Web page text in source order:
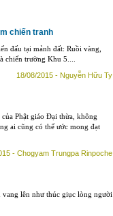
chiến tranh
đấu tại mảnh đất: Ruồi vàng,
trường Khu 5....
18/08/2015 - Nguyễn Hữu Ty
Phật giáo Đại thừa, không
ai cũng có thể ước mong đạt
- Chogyam Trungpa Rinpoche
lên như thúc giục lòng người